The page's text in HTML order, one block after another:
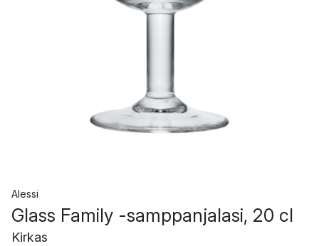
Alessi
Glass Family -samppanjalasi, 20 cl
Kirkas